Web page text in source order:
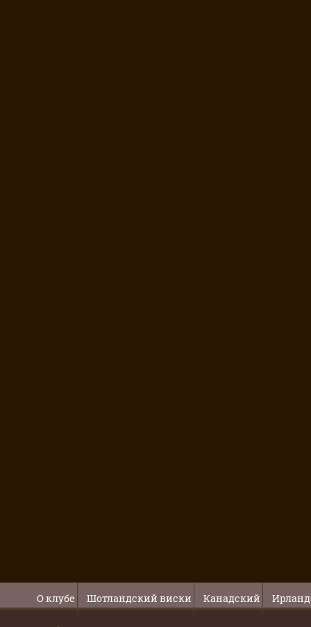
О клубе Шотландский виски Канадский